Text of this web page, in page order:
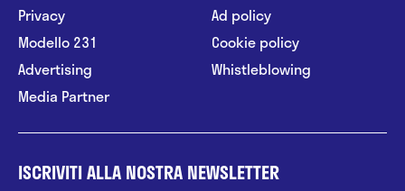
Privacy
Modello 231
Advertising
Media Partner
Ad policy
Cookie policy
Whistleblowing
ISCRIVITI ALLA NOSTRA NEWSLETTER